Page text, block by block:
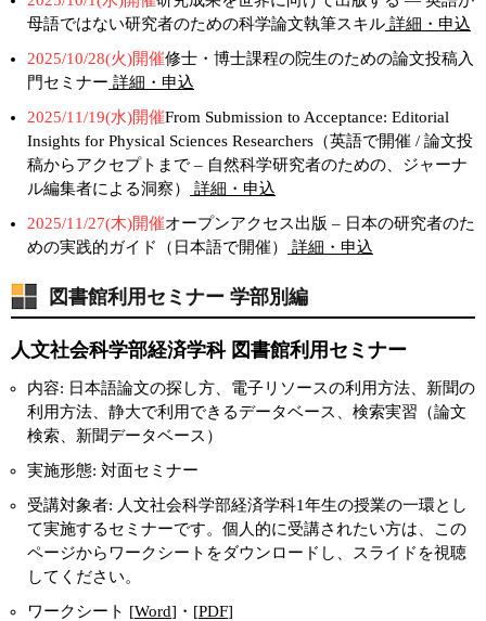
母語ではない研究者のための科学論文執筆スキル 詳細・申込
2025/10/28(火)開催修士・博士課程の院生のための論文投稿入
門セミナー 詳細・申込
2025/11/19(水)開催From Submission to Acceptance: Editorial
Insights for Physical Sciences Researchers（英語で開催 / 論文投
稿からアクセプトまで – 自然科学研究者のための、ジャーナ
ル編集者による洞察）
詳細・申込
2025/11/27(木)開催オープンアクセス出版 – 日本の研究者のた
めの実践的ガイド（日本語で開催）
詳細・申込
図書館利用セミナー 学部別編
人文社会科学部経済学科 図書館利用セミナー
内容: 日本語論文の探し方、電子リソースの利用方法、新聞の
利用方法、静大で利用できるデータベース、検索実習（論文
検索、新聞データベース）
実施形態: 対面セミナー
受講対象者: 人文社会科学部経済学科1年生の授業の一環とし
て実施するセミナーです。個人的に受講されたい方は、この
ページからワークシートをダウンロードし、スライドを視聴
してください。
ワークシート [Word]・[PDF]